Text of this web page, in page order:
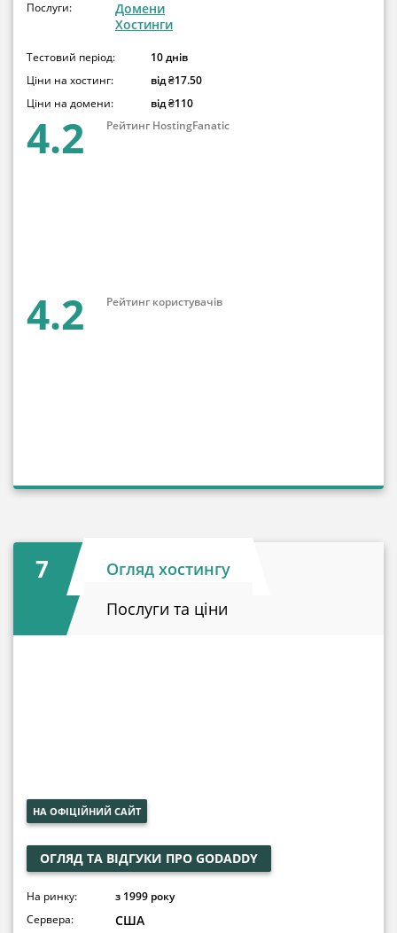
Послуги:
Домени
Хостинги
Тестовий період:
10 днів
Ціни на хостинг:
від ₴17.50
Ціни на домени:
від ₴110
4.2 Рейтинг HostingFanatic
4.2 Рейтинг користувачів
7
Огляд хостингу
Послуги та ціни
НА ОФІЦІЙНИЙ САЙТ
ОГЛЯД ТА ВІДГУКИ ПРО GODADDY
На ринку:
з 1999 року
Сервера:
США